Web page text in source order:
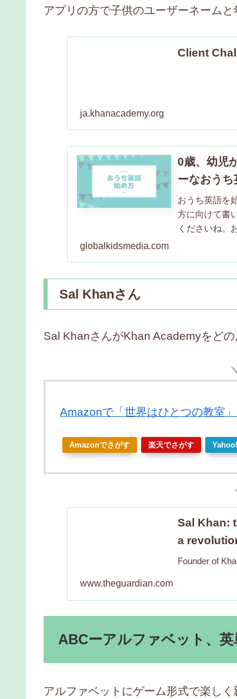
アプリの方で子供のユーザーネーム
Client
ja.khanacademy.org
0歳、幼児
ーなおうち
おうち英語を
方に向けて書
くださいね。
とができるの
globalkidsmedia.com
Sal Khanさん
Sal KhanさんがKhan Academyをどの
Amazonで「世界はひとつの教室
Amazonでさがす 楽天でさがす
Sal Khan:
a
Founder of
www.theguardian.com
ABCーアルファベット、
アルファベットにゲーム形式で楽しく